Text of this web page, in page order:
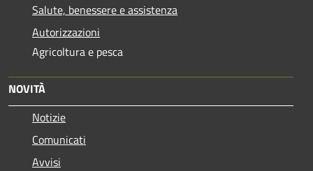
Salute, benessere e assistenza
Autorizzazioni
Agricoltura e pesca
NOVITÀ
Notizie
Comunicati
Avvisi